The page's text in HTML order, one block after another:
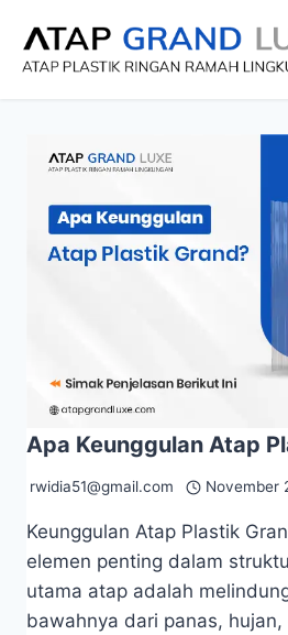
Apa Keunggulan Atap
rwidia51@gmail.com November
Keunggulan Atap Plastik
elemen penting dalam
utama atap adalah
bawahnya dari panas,